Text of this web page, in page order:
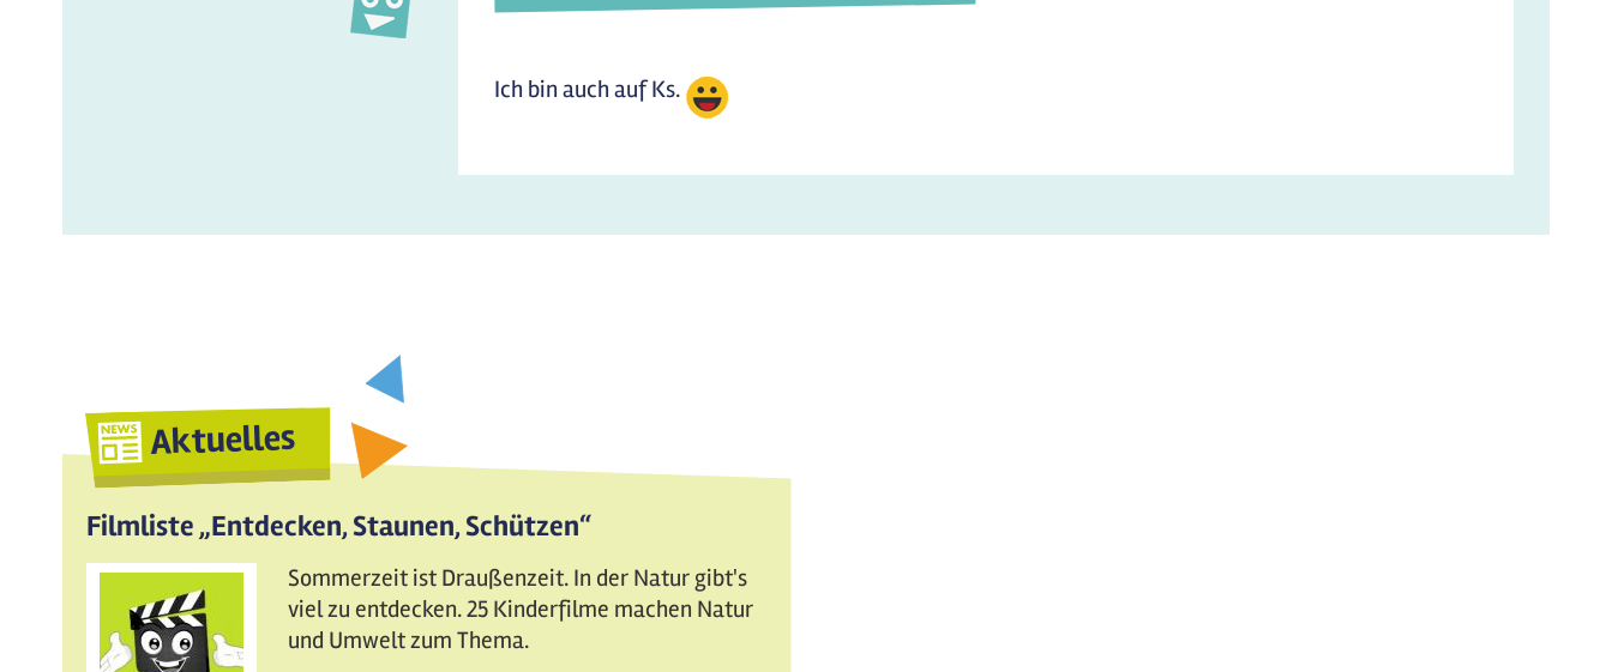
Ich bin auch auf Ks.
Aktuelles
Filmliste „Entdecken, Staunen, Schützen“
Sommerzeit ist Draußenzeit. In der Natur gibt's
viel zu entdecken. 25 Kinderfilme machen Natur
und Umwelt zum Thema.